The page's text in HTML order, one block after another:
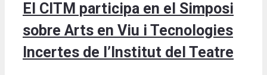
El CITM participa en el Simposi
sobre Arts en Viu i Tecnologies
Incertes de l’Institut del Teatre